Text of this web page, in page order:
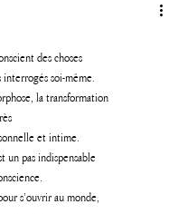
des choses
interrogés soi-même.
la transformation
et intime.
un pas indispensable
s’ouvrir au monde,